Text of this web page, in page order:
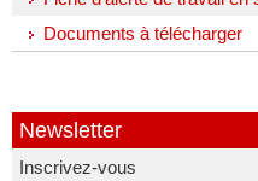
Documents à télécharger
Newsletter
Inscrivez-vous